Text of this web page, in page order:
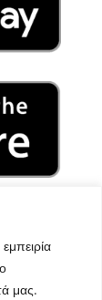
μας.